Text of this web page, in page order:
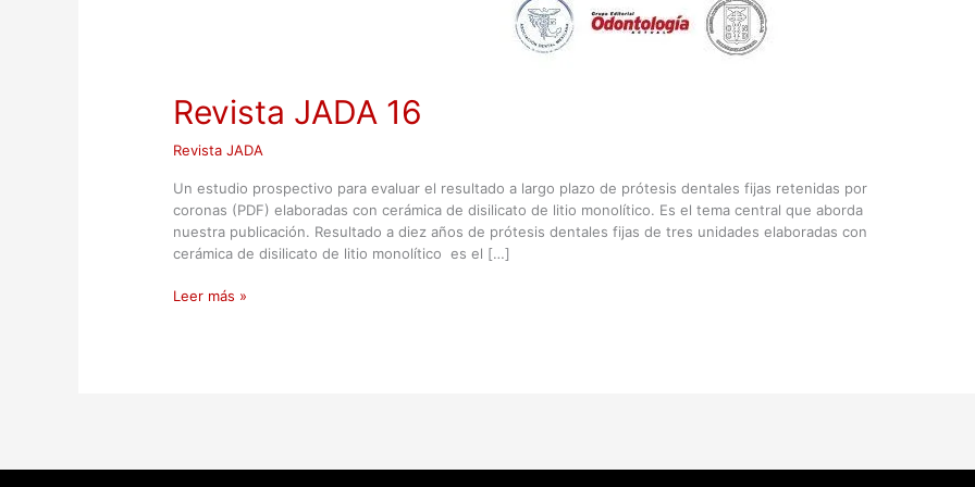
Revista JADA 16
Revista JADA
Un estudio prospectivo para evaluar el resultado a largo plazo de prótesis dentales fijas retenidas por
coronas (PDF) elaboradas con cerámica de disilicato de litio monolítico. Es el tema central que aborda
nuestra publicación. Resultado a diez años de prótesis dentales fijas de tres unidades elaboradas con
cerámica de disilicato de litio monolítico es el […]
Leer más »